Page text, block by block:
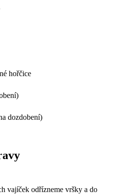
hořčice
dozdobení)
vajíček odřízneme vršky a do